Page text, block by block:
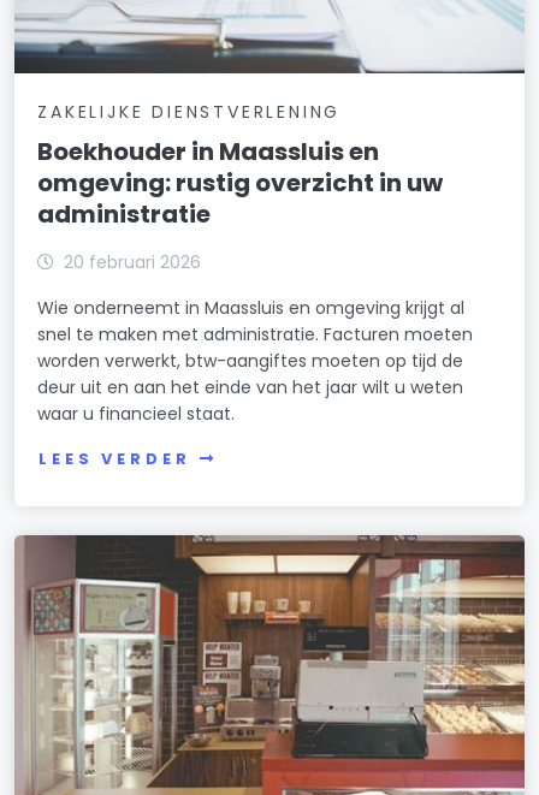
ZAKELIJKE DIENSTVERLENING
Boekhouder in Maassluis en
omgeving: rustig overzicht in uw
administratie
20 februari 2026
Wie onderneemt in Maassluis en omgeving krijgt al
snel te maken met administratie. Facturen moeten
worden verwerkt, btw-aangiftes moeten op tijd de
deur uit en aan het einde van het jaar wilt u weten
waar u financieel staat.
LEES VERDER